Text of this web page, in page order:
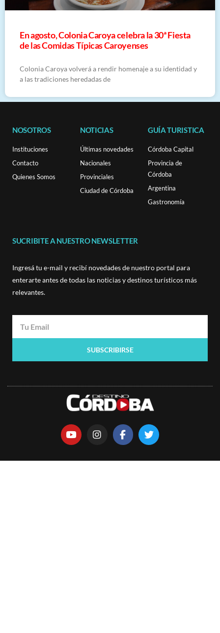
En agosto, Colonia Caroya celebra la 30ª Fiesta
de las Comidas Típicas Caroyenses
Colonia Caroya volverá a rendir homenaje a su identidad y
a las tradiciones heredadas de
NOSOTROS
Instituciones
Contacto
Quienes Somos
NOTICIAS
Últimas novedades
Nacionales
Provinciales
Ciudad de Córdoba
GUÍA TURISTICA
Córdoba Capital
Provincia de
Córdoba
Argentina
Gastronomía
SUCRIBITE A NUESTRO NEWSLETTER
Ingresá tu e-mail y recibí novedades de nuestro portal para
enterarte antes de todas las noticias y destinos turísticos más
relevantes.
SUBSCRIBIRSE